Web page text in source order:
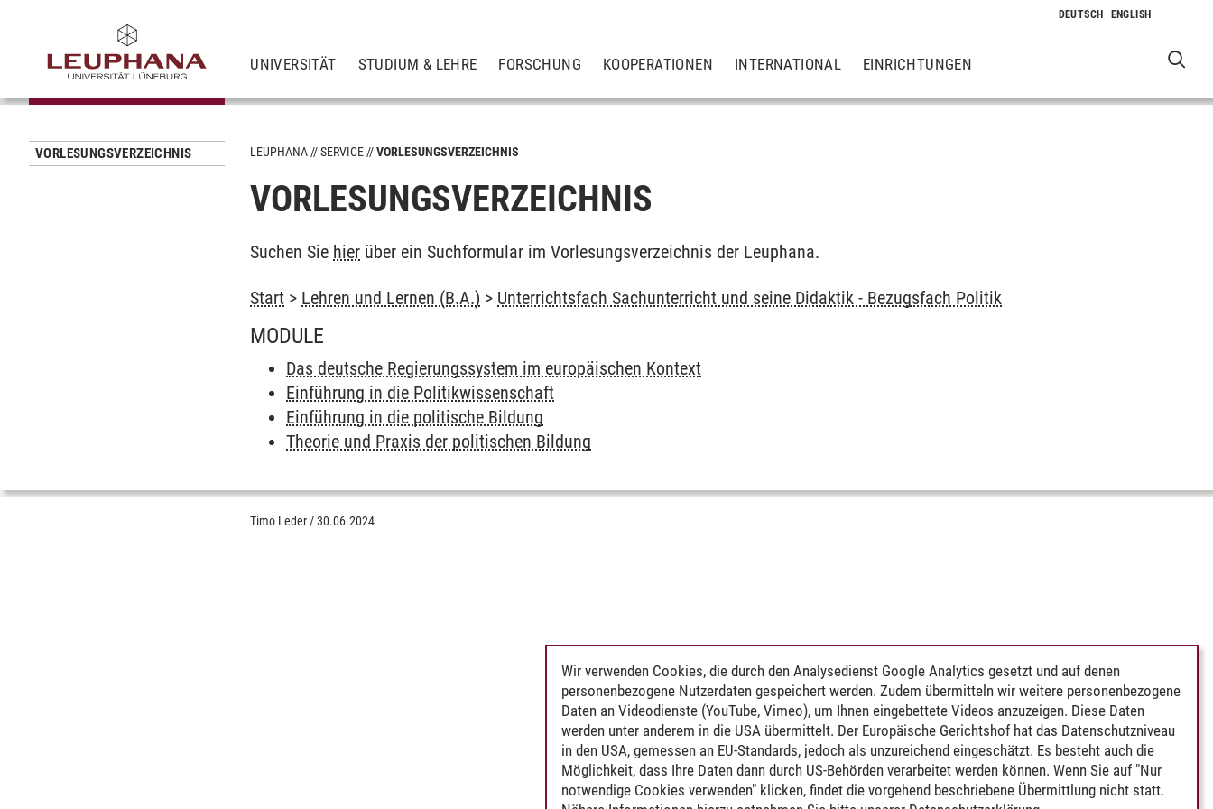
UNIVERSITÄT STUDIUM & LEHRE FORSCHUNG KOOPERATIONEN INTERNATIONAL EINRICHTUNGEN
VORLESUNGSVERZEICHNIS LEUPHANA SERVICE VORLESUNGSVERZEICHNIS
VORLESUNGSVERZEICHNIS
Suchen Sie hier über ein Suchformular im Vorlesungsverzeichnis der Leuphana.
Start > Lehren und Lernen (B.A.) > Unterrichtsfach Sachunterricht und seine Didaktik - Bezugsfach Politik
MODULE
Das deutsche Regierungssystem im europäischen Kontext
Einführung in die Politikwissenschaft
Einführung in die politische Bildung
Theorie und Praxis der politischen Bildung
Timo Leder /30.06.2024
Wir verwenden Cookies, die durch den Analysedienst Google Analytics gesetzt und auf denen
personenbezogene Nutzerdaten gespeichert werden. Zudem übermitteln wir weitere personenbezogene
Daten an Videodienste (YouTube, Vimeo), um Ihnen eingebettete Videos anzuzeigen. Diese Daten
werden unter anderem in die USA übermittelt. Der Europäische Gerichtshof hat das Datenschutzniveau
in den USA, gemessen an EU-Standards, jedoch als unzureichend eingeschätzt. Es besteht auch die
Möglichkeit, dass Ihre Daten dann durch US-Behörden verarbeitet werden können. Wenn Sie auf "Nur
notwendige Cookies verwenden" klicken, findet die vorgehend beschriebene Übermittlung nicht statt.